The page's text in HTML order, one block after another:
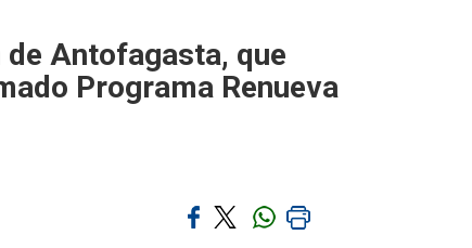
Antofagasta, que
Programa Renueva